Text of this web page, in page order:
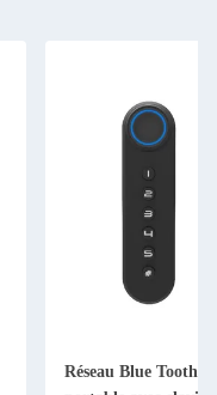
Réseau Blue Tooth